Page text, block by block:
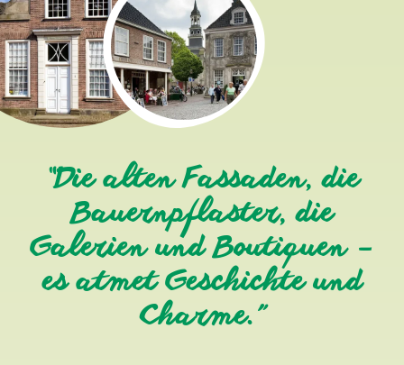
“Die alten Fassaden, die
Bauernpflaster, die
Galerien und Boutiquen –
es atmet Geschichte und
Charme.”